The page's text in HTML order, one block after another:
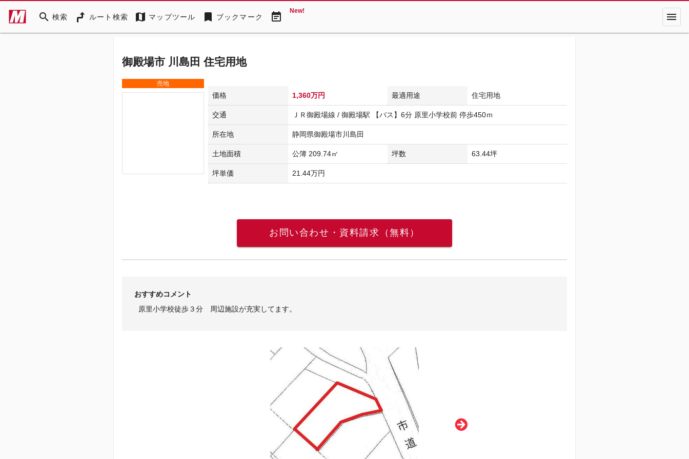
search 検索 ルート検索 map マップツール bookmark ブックマーク event_note New! menu
御殿場市 川島田 住宅用地
売地
価格 1,360万円 最適用途 住宅用地
交通 ＪＲ御殿場線 / 御殿場駅 【バス】6分 原里小学校前 停歩450ｍ
所在地 静岡県御殿場市川島田
土地面積 公簿 209.74㎡ 坪数 63.44坪
坪単価 21.44万円
お問い合わせ・資料請求（無料）
おすすめコメント
原里小学校徒歩３分 周辺施設が充実してます。